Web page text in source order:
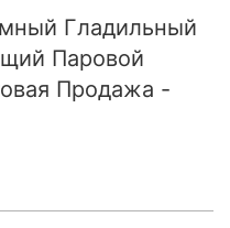
Гладильный
Паровой
Продажа -